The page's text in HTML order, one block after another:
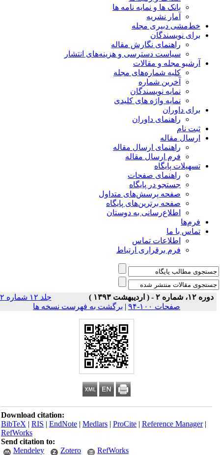
بانک ها و نمایه نامه ها
آمار نشریه
خط‌مشی دبیری مجله
برای نویسندگان
راهنمای نگارش مقاله
سیاست دسترسی و هزینه‌های انتشار
آرشیو مجله و مقالات
کلیه شماره‌های مجله
آخرین شماره
نمایه نویسندگان
نمایه واژه های کلیدی
برای داوران
راهنمای داوران
ثبت نام
ارسال مقاله
راهنمای ارسال مقاله
فرم ارسال مقاله
تسهیلات پایگاه
راهنمای صفحات
جستجو در پایگاه
صفحه پرسش‌های متداول
صفحه برترین‌های پایگاه
اطلاع‌رسانی به دوستان
فرم‌ها
تماس با ما
اطلاعات تماس
فرم برقراری ارتباط
دوره ۱۲، شماره ۲ - ( اردیبهشت ۱۳۹۳ )
جلد ۱۲ شماره ۲
صفحات ۱۰۰-۹۴
|برگشت به فهرست نسخه ها
Download citation:
BibTeX|RIS|EndNote|Medlars|ProCite|Reference Manager
RefWorks
Send citation to:
Mendeley
Zotero RefWorks